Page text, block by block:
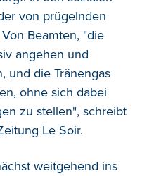
von prügelnden
Beamten, "die
angehen und
und die Tränengas
ohne sich dabei
zu stellen", schreibt
Le Soir.
weitgehend ins